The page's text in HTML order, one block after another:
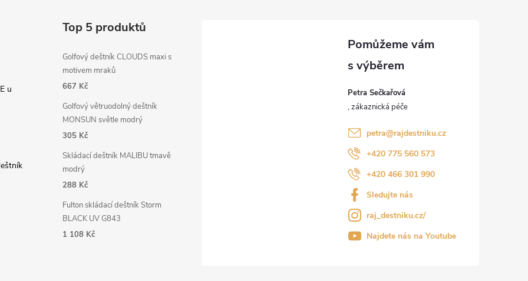
u
Top 5 produktů
Golfový deštník CLOUDS maxi s
motivem mraků
667 Kč
Golfový větruodolný deštník
MONSUN světle modrý
305 Kč
Skládací deštník MALIBU tmavě
modrý
288 Kč
Fulton skládací deštník Storm
BLACK UV G843
1 108 Kč
Petra Sečkařová
petra@rajdestniku.cz
+420 775 560 573
+420 466 301 990
Sledujte nás
raj_destniku.cz/
Najdete nás na Youtube